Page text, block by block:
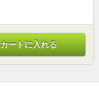
カートに入れる